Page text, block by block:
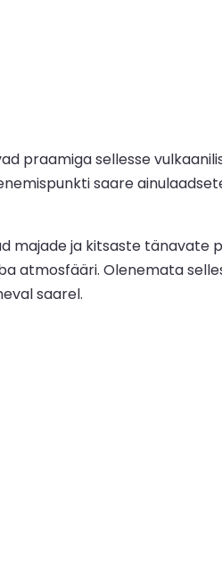
praamiga sellesse
saare
majade ja kitsaste tänavate
atmosfääri. Olenemata
saarel.